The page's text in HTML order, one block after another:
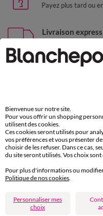
Payez plus tard ou
Livraison express
domicile, relais,
Retours gratuits
par chat et par
de 8h00 à 20h00 du
en vous
conditions dans
Bienvenue sur notre site.
Pour vous offrir un shopping
utilisent des cookies.
Ces cookies seront utilisés pour
vos préférences et vous présenter
choisir de les refuser. Dans ce cas,
du site seront utilisés. Vos choix sont
Pour plus d'informations ou
Politique de nos cookies
Personnaliser mes
choix